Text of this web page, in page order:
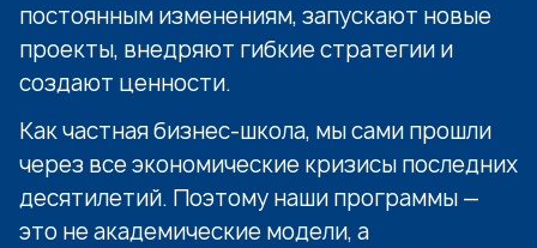
постоянным изменениям, запускают новые
проекты, внедряют гибкие стратегии и
создают ценности.
Как частная бизнес-школа, мы сами прошли
через все экономические кризисы последних
десятилетий. Поэтому наши программы —
это не академические модели, а